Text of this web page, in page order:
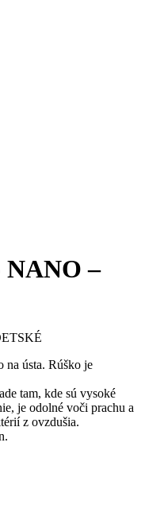
NANO –
na ústa. Rúško je
tam, kde sú vysoké
je odolné voči prachu a
z ovzdušia.